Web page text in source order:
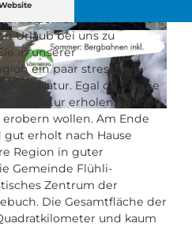
© swisshotel
und dass Sie sich
Urlaub bei uns zu
in unserer
ein paar stressfreie
Natur. Egal ob Sie die
der Natur erholen oder ob
wollen. Am Ende
erholt nach Hause
Region in guter
Gemeinde Flühli-
Zentrum der
Die Gesamtfläche der
und kaum